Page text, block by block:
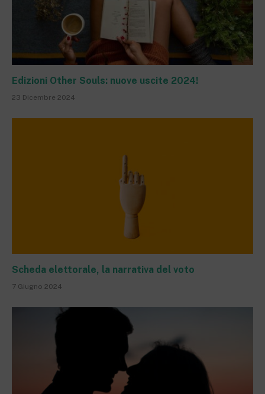
Edizioni Other Souls: nuove uscite 2024!
23 Dicembre 2024
Scheda elettorale, la narrativa del voto
7 Giugno 2024